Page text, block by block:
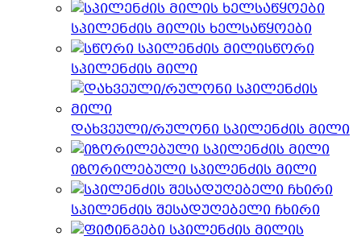
სპილენძის მილის ხელსაწყოები
სწორი
სპილენძის მილი
დახვეული/რულონი სპილენძის მილი
იზორილებული სპილენძის მილი
სპილენძის შესადუღებელი ჩხირი